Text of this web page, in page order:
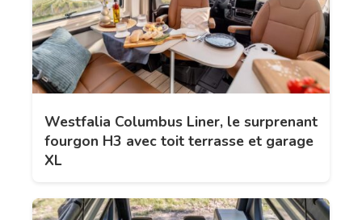
Westfalia Columbus Liner, le surprenant
fourgon H3 avec toit terrasse et garage
XL